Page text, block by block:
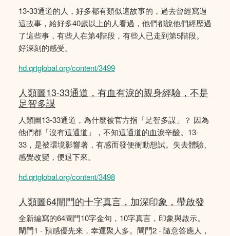
13-33通道的人，好多都有類似這故事的，過去曾經寫過
這故事，給好多40歲以上的人看過，他們都說他們經歴過
了這些事，有些人在第4階段，有些人已走到第5階段。
好深刻的感受。
hd.qrtglobal.org/content/3499
人類圖13-33通道，有血有淚的親身經驗，不是
足智多謀
人類圖13-33通道，為什麼被官方指「足智多謀」？ 因為
他們都「沒有這通道」，不知這通道的血淚辛酸。13-
33，是被環境影響著，有感而發便衝動想試。失去體驗、
感覺改變，便退下來。
hd.qrtglobal.org/content/3498
人類圖64閘門的十字真言，加深印象，帶啟發
全新編寫的64閘門10字金句，10字真言，印象與啟示。
閘門1 - 預感優先來，幸運聚人多。閘門2 - 隨意答應人，